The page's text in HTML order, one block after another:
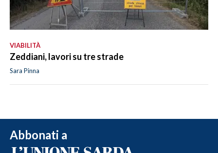
VIABILITÀ
Zeddiani, lavori su tre strade
Sara Pinna
Abbonati a